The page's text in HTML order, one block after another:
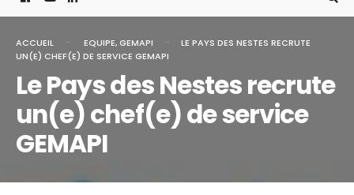
ACCUEIL EQUIPE,GEMAPI
LE PAYS DES NESTES RECRUTE
UN(E) CHEF(E) DE SERVICE GEMAPI
Le Pays des Nestes recrute
un(e) chef(e) de service
GEMAPI